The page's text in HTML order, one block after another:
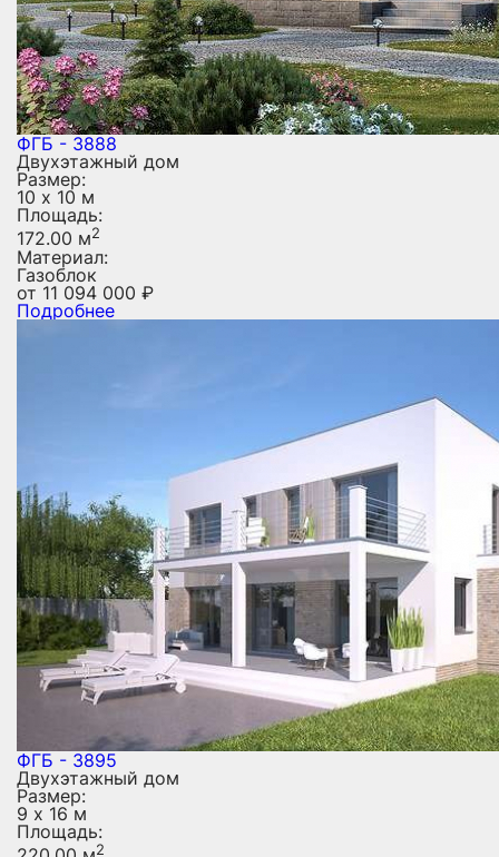
ФГБ - 3888
Двухэтажный дом
Размер:
10 х 10 м
Площадь:
172.00 м2
Материал:
Газоблок
от 11 094 000 ₽
Подробнее
ФГБ - 3895
Двухэтажный дом
Размер:
9 х 16 м
Площадь:
2